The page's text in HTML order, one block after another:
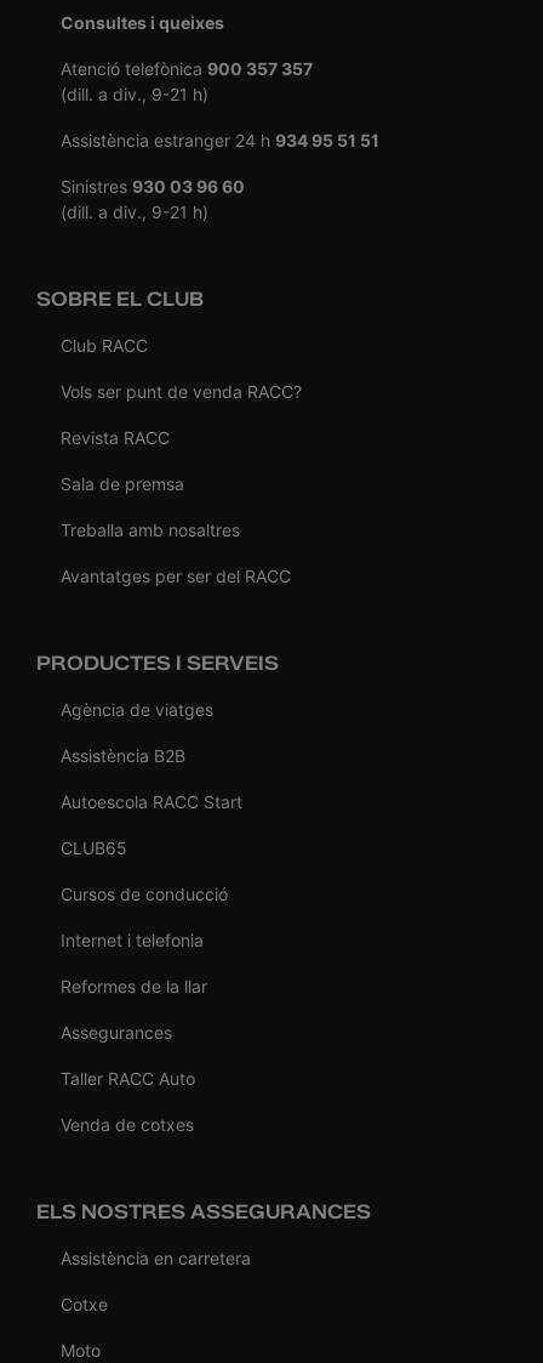
Consultes i queixes
Atenció telefònica 900 357 357
(dill. a div., 9-21 h)
Assistència estranger 24 h 934 95 51 51
Sinistres 930 03 96 60
(dill. a div., 9-21 h)
SOBRE EL CLUB
Club RACC
Vols ser punt de venda RACC?
Revista RACC
Sala de premsa
Treballa amb nosaltres
Avantatges per ser del RACC
PRODUCTES I SERVEIS
Agència de viatges
Assistència B2B
Autoescola RACC Start
CLUB65
Cursos de conducció
Internet i telefonia
Reformes de la llar
Assegurances
Taller RACC Auto
Venda de cotxes
ELS NOSTRES ASSEGURANCES
Assistència en carretera
Cotxe
Moto